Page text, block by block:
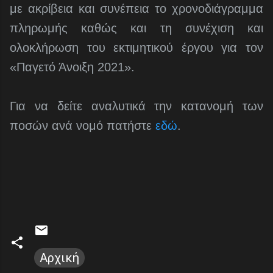
με ακρίβεια και συνέπεια το χρονοδιάγραμμα
πληρωμής καθώς και τη συνέχιση και
ολοκλήρωση του εκτιμητικού έργου για τον
«Παγετό Άνοιξη 2021».
Για να δείτε αναλυτικά την κατανομή των
ποσών ανά νομό πατήστε εδώ.
Αρχική